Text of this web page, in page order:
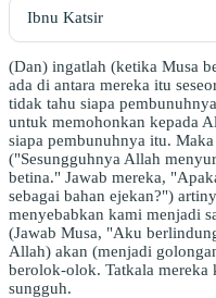
(Dan) ingatlah (ketika Musa
ada di antara mereka itu
tidak tahu siapa
untuk memohonkan kepada
siapa pembunuhnya itu.
("Sesungguhnya Allah
betina." Jawab mereka,
sebagai bahan ejekan?")
menyebabkan kami menjadi
(Jawab Musa, "Aku
Allah) akan (menjadi
berolok-olok. Tatkala mereka
sungguh.